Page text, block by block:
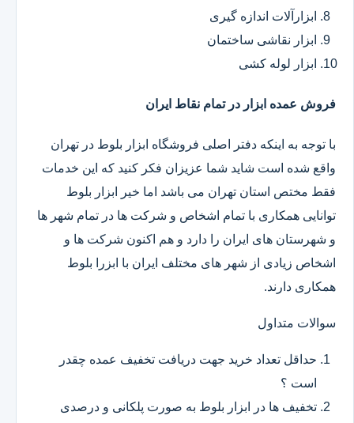
ابزارآلات اندازه گیری
ابزار نقاشی ساختمان
ابزار لوله کشی
فروش عمده ابزار در تمام نقاط ایران
با توجه به اینکه دفتر اصلی فروشگاه ابزار بلوط در تهران
واقع شده است شاید شما عزیزان فکر کنید که این خدمات
فقط مختص استان تهران می باشد اما خیر ابزار بلوط
توانایی همکاری با تمام اشخاص و شرکت ها در تمام شهر ها
و شهرستان های ایران را دارد و هم اکنون شرکت ها و
اشخاص زیادی از شهر های مختلف ایران با ابزرا بلوط
همکاری دارند.
سوالات متداول
حداقل تعداد خرید جهت دریافت تخفیف عمده چقدر
است ؟
تخفیف ها در ابزار بلوط به صورت پلکانی و درصدی